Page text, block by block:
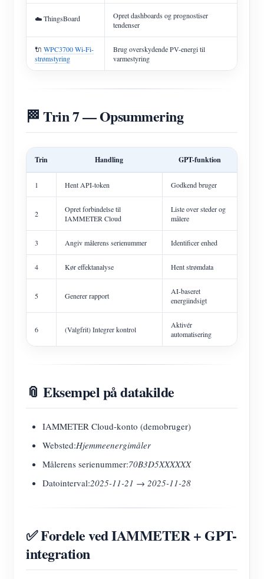
☁️ ThingsBoard
Opret dashboards og prognostiser
tendenser
🔌 WPC3700 Wi-Fi-
strømstyring
Brug overskydende PV-energi til
varmestyring
🏁 Trin 7 — Opsummering
Trin Handling GPT-funktion
1 Hent API-token Godkend bruger
2
Opret forbindelse til
IAMMETER Cloud
Liste over steder og
målere
3 Angiv målerens serienummer Identificer enhed
4 Kør effektanalyse Hent strømdata
5 Generer rapport
AI-baseret
energiindsigt
6 (Valgfrit) Integrer kontrol
Aktivér
automatisering
📎 Eksempel på datakilde
IAMMETER Cloud-konto (demobruger)
Websted:Hjemmeenergimåler
Målerens serienummer:70B3D5XXXXXX
Datointerval:2025-11-21 → 2025-11-28
✅ Fordele ved IAMMETER + GPT-
integration